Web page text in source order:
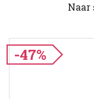
Naar
-47%